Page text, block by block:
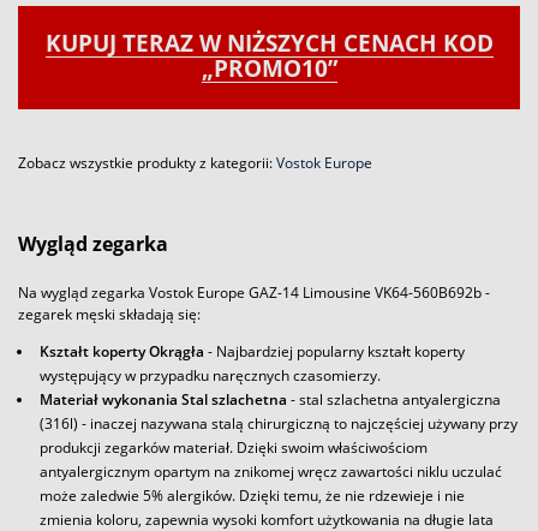
KUPUJ TERAZ W NIŻSZYCH CENACH KOD
„PROMO10”
Zobacz wszystkie produkty z kategorii:Vostok Europe
Wygląd zegarka
Na wygląd zegarka Vostok Europe GAZ-14 Limousine VK64-560B692b -
zegarek męski składają się:
Kształt koperty Okrągła - Najbardziej popularny kształt koperty
występujący w przypadku naręcznych czasomierzy.
Materiał wykonania Stal szlachetna - stal szlachetna antyalergiczna
(316l) - inaczej nazywana stalą chirurgiczną to najczęściej używany przy
produkcji zegarków materiał. Dzięki swoim właściwościom
antyalergicznym opartym na znikomej wręcz zawartości niklu uczulać
może zaledwie 5% alergików. Dzięki temu, że nie rdzewieje i nie
zmienia koloru, zapewnia wysoki komfort użytkowania na długie lata